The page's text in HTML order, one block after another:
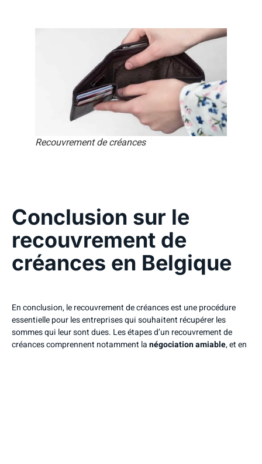
Recouvrement de créances
Conclusion sur le
recouvrement de
créances en Belgique
En conclusion, le recouvrement de créances est une procédure
essentielle pour les entreprises qui souhaitent récupérer les
sommes qui leur sont dues. Les étapes d’un recouvrement de
créances comprennent notamment lanégociation amiable, et en